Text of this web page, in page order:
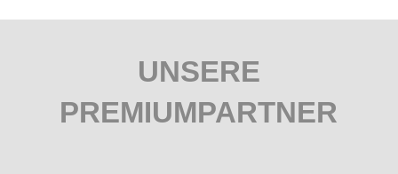
UNSERE
PREMIUMPARTNER